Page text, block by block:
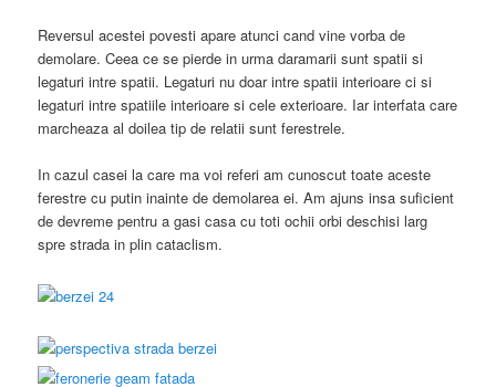
Reversul acestei povesti apare atunci cand vine vorba de
demolare. Ceea ce se pierde in urma daramarii sunt spatii si
legaturi intre spatii. Legaturi nu doar intre spatii interioare ci si
legaturi intre spatiile interioare si cele exterioare. Iar interfata care
marcheaza al doilea tip de relatii sunt ferestrele.
In cazul casei la care ma voi referi am cunoscut toate aceste
ferestre cu putin inainte de demolarea ei. Am ajuns insa suficient
de devreme pentru a gasi casa cu toti ochii orbi deschisi larg
spre strada in plin cataclism.